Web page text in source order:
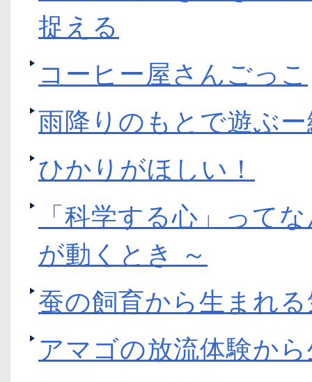
捉える
コーヒー屋さんごっこ
雨降りのもとで遊ぶ
ひかりがほしい！
「科学する心」って
が動くとき ～
蚕の飼育から生まれ
アマゴの放流体験か